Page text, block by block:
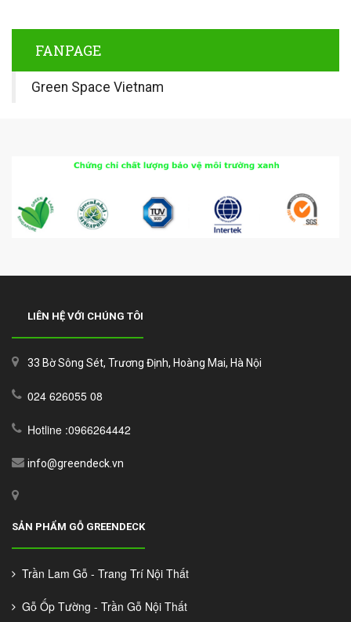
FANPAGE
Green Space Vietnam
LIÊN HỆ VỚI CHÚNG TÔI
33 Bờ Sông Sét, Trương Định, Hoàng Mai, Hà Nội
024 626055 08
Hotline :0966264442
info@greendeck.vn
SẢN PHẨM GỖ GREENDECK
Trần Lam Gỗ - Trang Trí Nội Thất
Gỗ Ốp Tường - Trần Gỗ Nội Thất